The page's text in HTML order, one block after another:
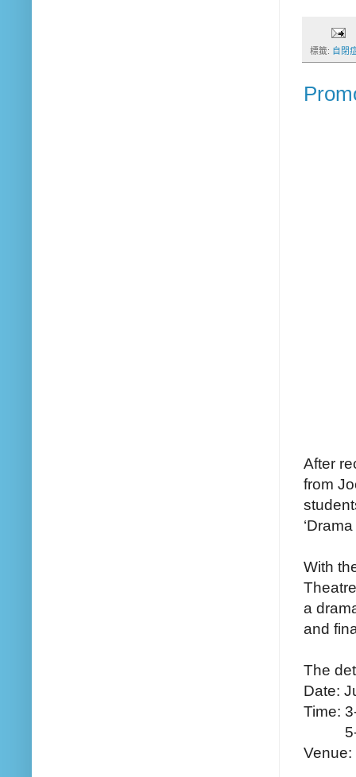
標籤: 自閉
After
from
With
a
and
The
Date:
Time: